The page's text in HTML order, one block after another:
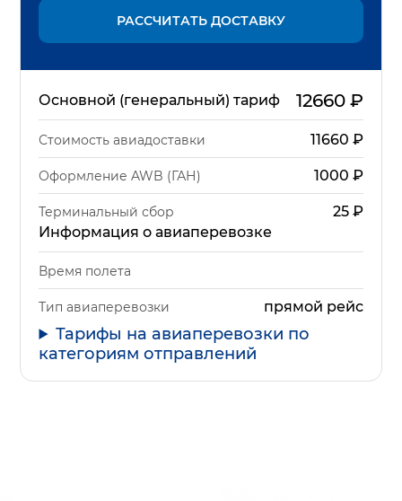
РАССЧИТАТЬ ДОСТАВКУ
Основной (генеральный) тариф 12660₽
Стоимость авиадоставки 11660 ₽
Оформление AWB (ГАН) 1000 ₽
Терминальный сбор 25₽
Информация о авиаперевозке
Время полета
Тип авиаперевозки прямой рейс
Тарифы на авиаперевозки по
категориям отправлений